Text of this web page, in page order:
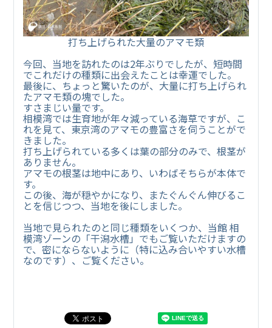
打ち上げられた大量のアマモ類
今回、当地を訪れたのは2年ぶりでしたが、短時間
でこれだけの種類に出会えたことは幸運でした。
最後に、ちょっと驚いたのが、大量に打ち上げられ
たアマモ類の塊でした。
すさまじい量です。
相模湾では生育地が年々減っている海草ですが、こ
れを見て、東京湾のアマモの豊富さを伺うことがで
きました。
打ち上げられている多くは葉の部分のみで、根茎が
ありません。
アマモの根茎は地中にあり、いわばそちらが本体で
す。
この後、海が穏やかになり、またぐんぐん伸びるこ
とを信じつつ、当地を後にしました。
当地で見られたのと同じ種類をいくつか、当館 相
模湾ゾーンの「干潟水槽」でもご覧いただけますの
で、密にならないように（特に込み合いやすい水槽
なのです）、ご覧ください。